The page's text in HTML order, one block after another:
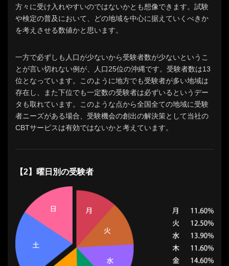
方々に受け入れやすいのではないかとも想像できます。試験
や検定の普及において、どの地域を中心に据えていくべきか
を考えさせる数値かと思います。
一方で必ずしも人口が少ないから受験者数が少ないというこ
とが言い切れない例が、人口25位の沖縄です。受験者数は13
位となっています。このように地方でも受験者が多い地域は
存在し、また下位でも一定数の受験者は必ずいるというデー
タも取れています。このような点から全国全ての地域に受験
者ニーズがある場合、受験機会の創出の解決策として当社の
CBTサービスは有効ではないかと考えています。
【2】曜日別の受験者